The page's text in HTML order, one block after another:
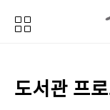
도서관 프